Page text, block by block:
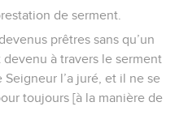
de serment.
prêtres sans qu’un
devenu à travers le serment
l’a juré, et il ne se
toujours [à la manière de